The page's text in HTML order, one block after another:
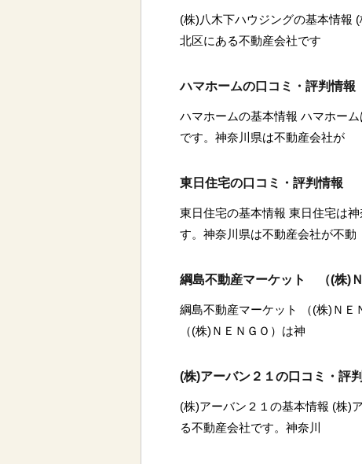
(株)八木下ハウジングの基本情報
北区にある不動産会社です
ハマホームの口コミ・評判情報
ハマホームの基本情報 ハマホー
です。神奈川県は不動産会社が
東日住宅の口コミ・評判情報
東日住宅の基本情報 東日住宅は
す。神奈川県は不動産会社が不動
綱島不動産マーケット （(株)
綱島不動産マーケット （(株)ＮＥ
（(株)ＮＥＮＧＯ）は神
(株)アーバン２１の口コミ・評
(株)アーバン２１の基本情報 (株)
る不動産会社です。神奈川